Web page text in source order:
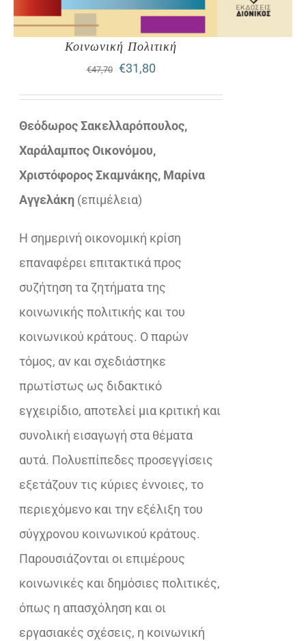
Κοινωνική Πολιτική
€47,70
Original
price
was:
€47,70.
€31,80Η
τρέχουσα
€31,80.
Θεόδωρος Σακελλαρόπουλος,
Χαράλαμπος Οικονόμου,
Χριστόφορος Σκαμνάκης, Μαρίνα
Αγγελάκη (επιμέλεια)
Η σημερινή οικονομική κρίση
επαναφέρει επιτακτικά προς
συζήτηση τα ζητήματα της
κοινωνικής πολιτικής και του
κοινωνικού κράτους. Ο παρών
τόμος, αν και σχεδιάστηκε
πρωτίστως ως διδακτικό
εγχειρίδιο, αποτελεί μια κριτική και
συνολική εισαγωγή στα θέματα
αυτά. Πολυεπίπεδες προσεγγίσεις
εξετάζουν τις κύριες έννοιες, το
περιεχόμενο και την εξέλιξη του
σύγχρονου κοινωνικού κράτους.
Παρουσιάζονται οι επιμέρους
κοινωνικές και δημόσιες πολιτικές,
όπως η απασχόληση και οι
εργασιακές σχέσεις, η κοινωνική